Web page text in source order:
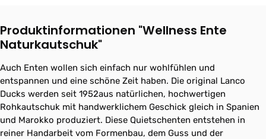
Produktinformationen "Wellness Ente
Naturkautschuk"
Auch Enten wollen sich einfach nur wohlfühlen und
entspannen und eine schöne Zeit haben. Die original Lanco
Ducks werden seit 1952aus natürlichen, hochwertigen
Rohkautschuk mit handwerklichem Geschick gleich in Spanien
und Marokko produziert. Diese Quietschenten entstehen in
reiner Handarbeit vom Formenbau, dem Guss und der